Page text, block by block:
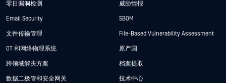
零日漏洞检测
Email Security
文件传输管理
OT 和网络物理系统
跨领域解决方案
数据二极管和安全网关
威胁情报
SBOM
File-Based Vulnerability Assessment
原产国
档案提取
技术中心